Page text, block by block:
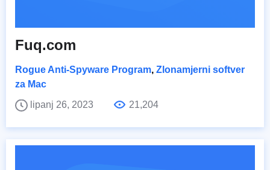
Fuq.com
Rogue Anti-Spyware Program, Zlonamjerni softver
za Mac
lipanj 26, 2023
21,204